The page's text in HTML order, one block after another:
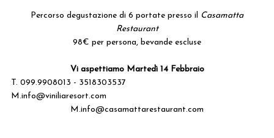
Percorso degustazione di 6 portate presso il Casamatta
Restaurant
98€ per persona, bevande escluse
Vi aspettiamo Martedì 14 Febbraio
T. 099.9908013 - 3518303537
M.info@viniliaresort.com
M.info@casamattarestaurant.com